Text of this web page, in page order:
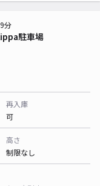
駐車場
分
再入庫
可
高さ
制限なし